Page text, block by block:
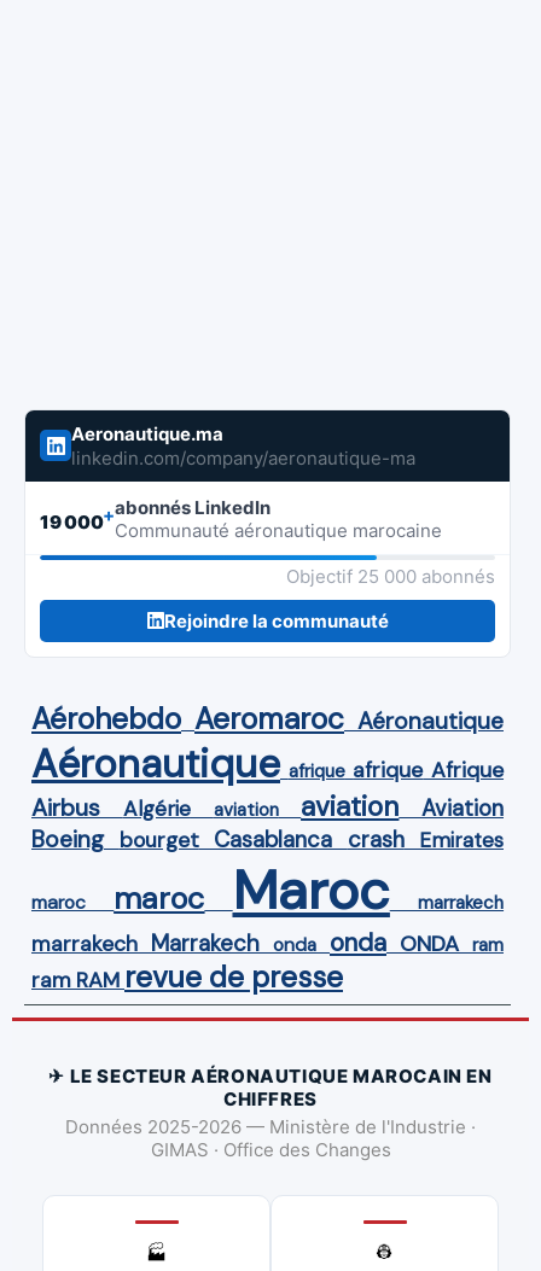
Aeronautique.ma
linkedin.com/company/aeronautique-ma
19 000+abonnés LinkedIn
Communauté aéronautique marocaine
Objectif 25 000 abonnés
Rejoindre la communauté
Aérohebdo Aeromaroc Aéronautique
Aéronautique afrique afrique Afrique
Airbus Algérie aviation aviation Aviation
Boeing bourget Casablanca crash Emirates
maroc maroc Maroc marrakech
marrakech Marrakech onda onda ONDA ram
ram RAM revue de presse
✈ LE SECTEUR AÉRONAUTIQUE MAROCAIN EN
CHIFFRES
Données 2025-2026 — Ministère de l'Industrie ·
GIMAS · Office des Changes
🏭
👷